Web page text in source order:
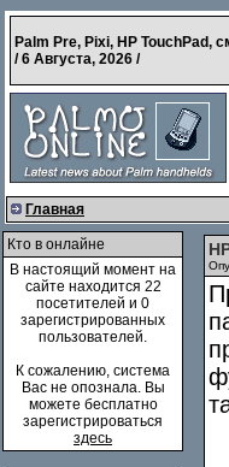
Palm Pre, Pixi, HP TouchPad,
/6 Августа, 2026 /
Главная
Кто в онлайне
В настоящий момент на
сайте находится 22
посетителей и 0
зарегистрированных
пользователей.
К сожалению, система
Вас не опознала. Вы
можете бесплатно
зарегистрироваться
здесь